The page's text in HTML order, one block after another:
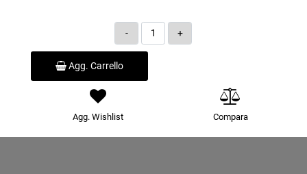
Quantità
Agg. Carrello
Agg. Wishlist Compara